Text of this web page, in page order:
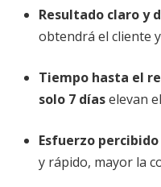
Resultado claro y
obtendrá el cliente
Tiempo hasta el
solo 7 díaselevan
Esfuerzo
y rápido, mayor la